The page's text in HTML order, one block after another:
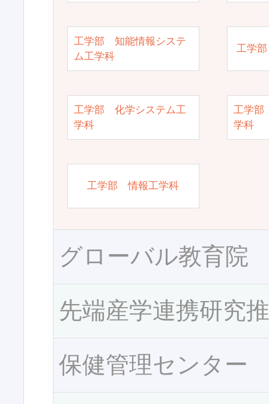
工学部 知能情報システ
ム工学科
工学
工学部 化学システム工
学科
工学部
学科
工学部 情報工学科
グローバル教育院
先端産学連携研究
保健管理センター